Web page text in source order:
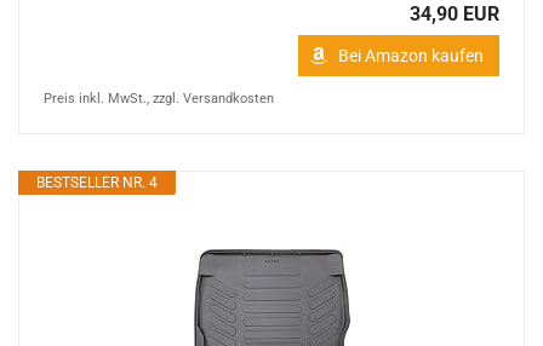
34,90 EUR
Bei Amazon kaufen
Preis inkl. MwSt., zzgl. Versandkosten
BESTSELLER NR. 4